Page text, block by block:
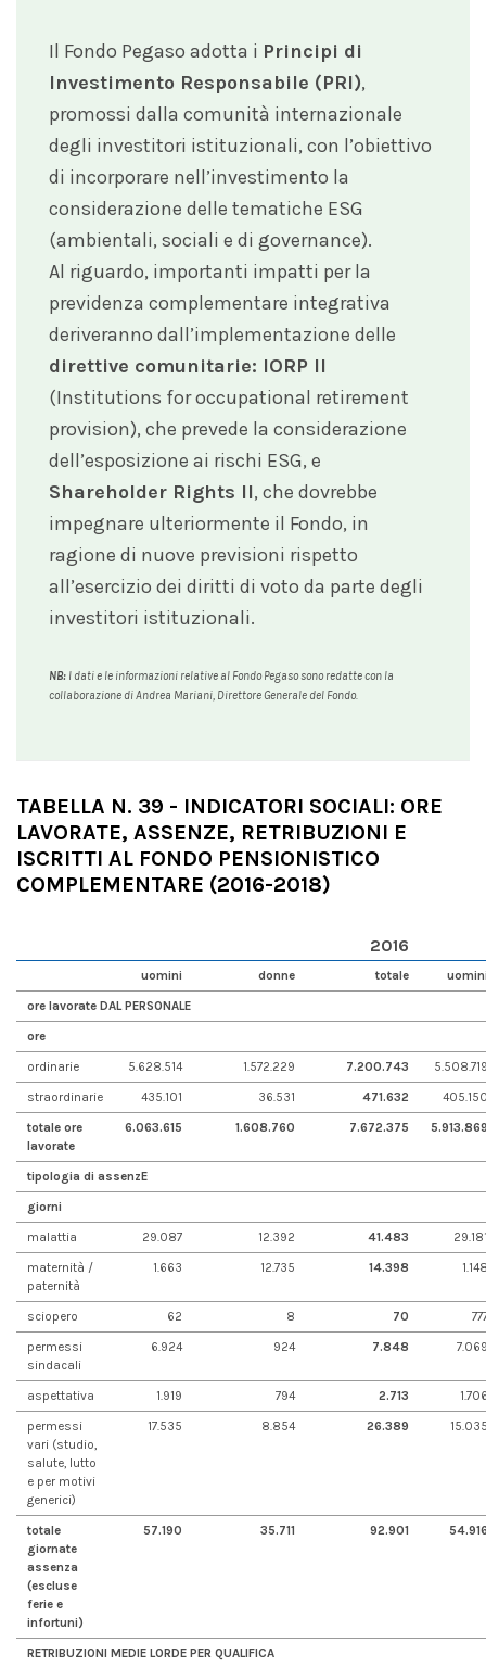
Il Fondo Pegaso adotta i Principi di
Investimento Responsabile (PRI),
promossi dalla comunità internazionale
degli investitori istituzionali, con l’obiettivo
di incorporare nell’investimento la
considerazione delle tematiche ESG
(ambientali, sociali e di governance).
Al riguardo, importanti impatti per la
previdenza complementare integrativa
deriveranno dall’implementazione delle
direttive comunitarie: IORP II
(Institutions for occupational retirement
provision), che prevede la considerazione
dell’esposizione ai rischi ESG, e
Shareholder Rights II, che dovrebbe
impegnare ulteriormente il Fondo, in
ragione di nuove previsioni rispetto
all’esercizio dei diritti di voto da parte degli
investitori istituzionali.
NB: I dati e le informazioni relative al Fondo Pegaso sono redatte con la
collaborazione di Andrea Mariani, Direttore Generale del Fondo.
TABELLA N. 39 - INDICATORI SOCIALI: ORE
LAVORATE, ASSENZE, RETRIBUZIONI E
ISCRITTI AL FONDO PENSIONISTICO
COMPLEMENTARE (2016-2018)
2016
uomini donne totale
ore lavorate DAL PERSONALE
ore
ordinarie
5.628.514 1.572.229 7.200.743
straordinarie
435.101 36.531 471.632
totale ore
lavorate
6.063.615 1.608.760 7.672.375
tipologia di assenzE
giorni
malattia
29.087 12.392 41.483
maternità /
paternità
1.663 12.735 14.398
sciopero 62 8 70
permessi
sindacali
6.924 924 7.848
aspettativa 1.919 794 2.713
permessi
vari (studio,
salute, lutto
e per motivi
generici)
17.535 8.854 26.389
totale
giornate
assenza
(escluse
ferie e
infortuni)
57.190 35.711 92.901
RETRIBUZIONI MEDIE LORDE PER QUALIFICA